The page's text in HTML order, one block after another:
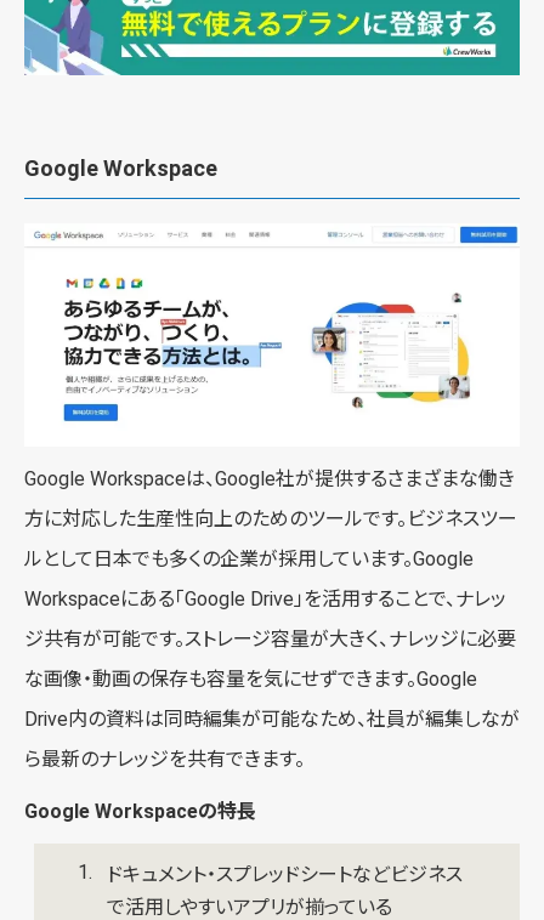
Google Workspace
Google Workspaceは、Google社が提供するさまざまな働き
方に対応した生産性向上のためのツールです。ビジネスツー
ルとして日本でも多くの企業が採用しています。Google
Workspaceにある「Google Drive」を活用することで、ナレッ
ジ共有が可能です。ストレージ容量が大きく、ナレッジに必要
な画像・動画の保存も容量を気にせずできます。Google
Drive内の資料は同時編集が可能なため、社員が編集しなが
ら最新のナレッジを共有できます。
Google Workspaceの特長
ドキュメント・スプレッドシートなどビジネス
で活用しやすいアプリが揃っている